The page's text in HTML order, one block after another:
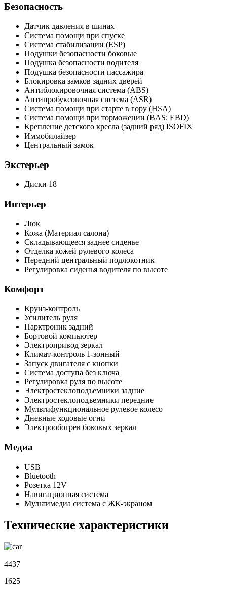
Безопасность
Датчик давления в шинах
Система помощи при спуске
Система стабилизации (ESP)
Подушки безопасности боковые
Подушка безопасности водителя
Подушка безопасности пассажира
Блокировка замков задних дверей
Антиблокировочная система (ABS)
Антипробуксовочная система (ASR)
Система помощи при старте в гору (HSA)
Система помощи при торможении (BAS; EBD)
Крепление детского кресла (задний ряд) ISOFIX
Иммобилайзер
Центральный замок
Экстерьер
Диски 18
Интерьер
Люк
Кожа (Материал салона)
Складывающееся заднее сиденье
Отделка кожей рулевого колеса
Передний центральный подлокотник
Регулировка сиденья водителя по высоте
Комфорт
Круиз-контроль
Усилитель руля
Парктроник задний
Бортовой компьютер
Электропривод зеркал
Климат-контроль 1-зонный
Запуск двигателя с кнопки
Система доступа без ключа
Регулировка руля по высоте
Электростеклоподъемники задние
Электростеклоподъемники передние
Мультифункциональное рулевое колесо
Дневные ходовые огни
Электрообогрев боковых зеркал
Медиа
USB
Bluetooth
Розетка 12V
Навигационная система
Мультимедиа система с ЖК-экраном
Технические характеристики
4437
1625